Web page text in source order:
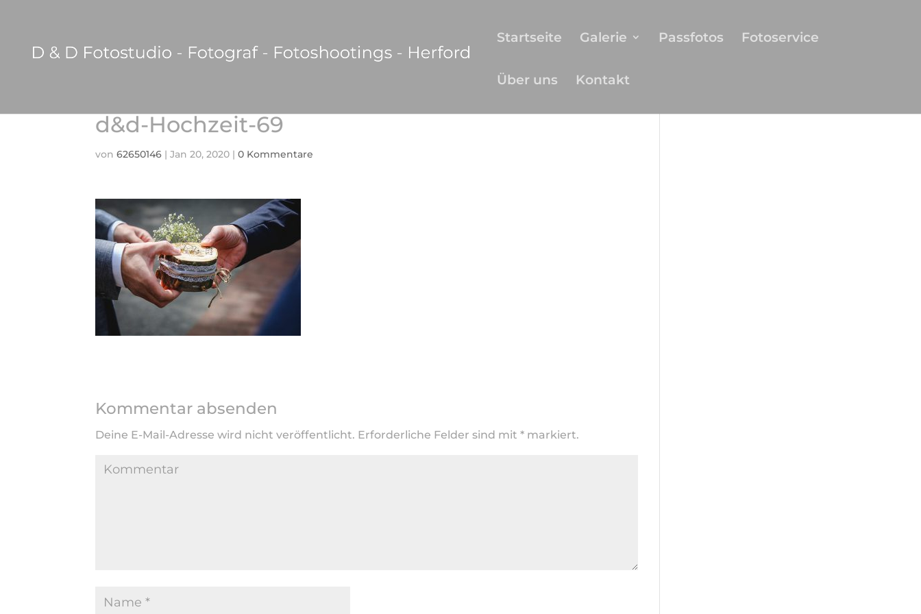
Startseite Galerie Passfotos Fotoservice
Über uns Kontakt
d&d-Hochzeit-69
von 62650146 | Jan 20, 2020 | 0 Kommentare
Kommentar absenden
Deine E-Mail-Adresse wird nicht veröffentlicht. Erforderliche Felder sind mit * markiert.